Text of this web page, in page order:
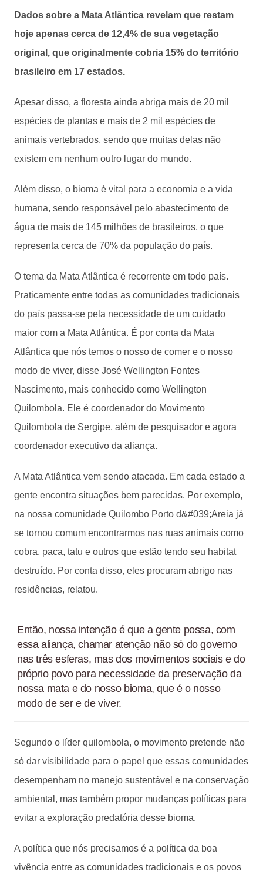
Dados sobre a Mata Atlântica revelam que restam
hoje apenas cerca de 12,4% de sua vegetação
original, que originalmente cobria 15% do território
brasileiro em 17 estados.
Apesar disso, a floresta ainda abriga mais de 20 mil
espécies de plantas e mais de 2 mil espécies de
animais vertebrados, sendo que muitas delas não
existem em nenhum outro lugar do mundo.
Além disso, o bioma é vital para a economia e a vida
humana, sendo responsável pelo abastecimento de
água de mais de 145 milhões de brasileiros, o que
representa cerca de 70% da população do país.
O tema da Mata Atlântica é recorrente em todo país.
Praticamente entre todas as comunidades tradicionais
do país passa-se pela necessidade de um cuidado
maior com a Mata Atlântica. É por conta da Mata
Atlântica que nós temos o nosso de comer e o nosso
modo de viver, disse José Wellington Fontes
Nascimento, mais conhecido como Wellington
Quilombola. Ele é coordenador do Movimento
Quilombola de Sergipe, além de pesquisador e agora
coordenador executivo da aliança.
A Mata Atlântica vem sendo atacada. Em cada estado a
gente encontra situações bem parecidas. Por exemplo,
na nossa comunidade Quilombo Porto d&#039;Areia já
se tornou comum encontrarmos nas ruas animais como
cobra, paca, tatu e outros que estão tendo seu habitat
destruído. Por conta disso, eles procuram abrigo nas
residências, relatou.
Então, nossa intenção é que a gente possa, com
essa aliança, chamar atenção não só do governo
nas três esferas, mas dos movimentos sociais e do
próprio povo para necessidade da preservação da
nossa mata e do nosso bioma, que é o nosso
modo de ser e de viver.
Segundo o líder quilombola, o movimento pretende não
só dar visibilidade para o papel que essas comunidades
desempenham no manejo sustentável e na conservação
ambiental, mas também propor mudanças políticas para
evitar a exploração predatória desse bioma.
A política que nós precisamos é a política da boa
vivência entre as comunidades tradicionais e os povos